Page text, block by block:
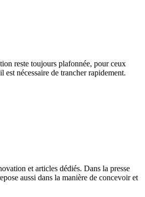
reste toujours plafonnée, pour ceux
nécessaire de trancher rapidement.
et articles dédiés. Dans la presse
aussi dans la manière de concevoir et